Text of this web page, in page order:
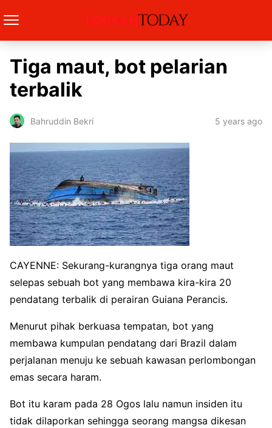
Tiga maut, bot pelarian
terbalik
Bahruddin Bekri 5 years ago
CAYENNE: Sekurang-kurangnya tiga orang maut
selepas sebuah bot yang membawa kira-kira 20
pendatang terbalik di perairan Guiana Perancis.
Menurut pihak berkuasa tempatan, bot yang
membawa kumpulan pendatang dari Brazil dalam
perjalanan menuju ke sebuah kawasan perlombongan
emas secara haram.
Bot itu karam pada 28 Ogos lalu namun insiden itu
tidak dilaporkan sehingga seorang mangsa dikesan